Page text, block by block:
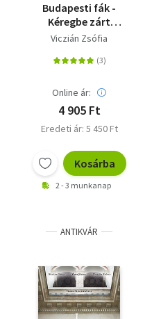
Budapesti fák -
Kéregbe zárt
történelem - Második
Viczián Zsófia
Online ár:
4 905 Ft
Eredeti ár: 5 450 Ft
Kosárba
2 - 3 munkanap
ANTIKVÁR